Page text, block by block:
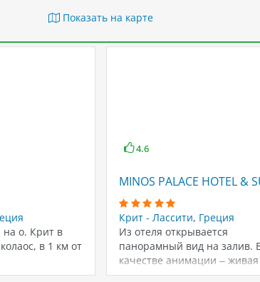
Показать на карте
о. Крит в
в 1 км от
4.6
MINOS PALACE HOTEL &
Крит - Лассити, Греция
Из отеля открывается
панорамный вид на залив.
качестве анимации – живая
музыка по вечерам…